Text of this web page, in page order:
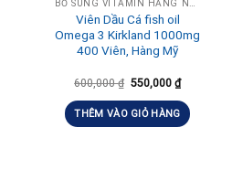
Viên Dầu Cá fish oil
Omega 3 Kirkland 1000mg
400 Viên, Hàng Mỹ
600,000₫ 550,000 ₫
THÊM VÀO GIỎ HÀNG